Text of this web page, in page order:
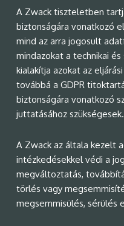
A Zwack tiszteletben
biztonságára vonatkozó
mind az arra jogosult
mindazokat a technikai
kialakítja azokat az
továbbá a GDPR
biztonságára vonatkozó
juttatásához szükségesek.
A Zwack az általa kezelt
intézkedésekkel védi a
megváltoztatás,
törlés vagy
megsemmisülés, sérülés